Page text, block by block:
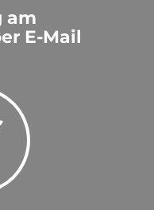
am
E-Mail